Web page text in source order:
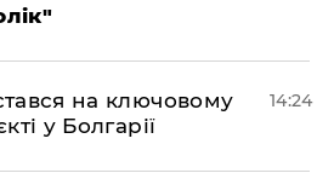
на ключовому
у Болгарії
14:24